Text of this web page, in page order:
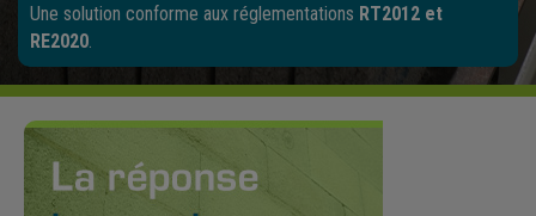
Une solution conforme aux réglementations RT2012 et
RE2020.